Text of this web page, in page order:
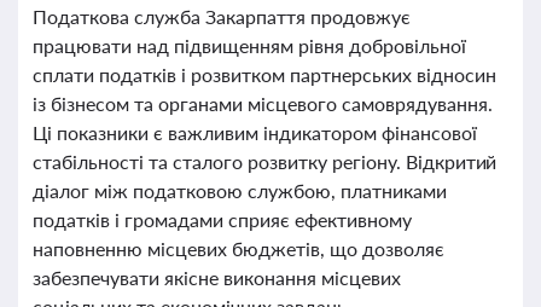
Податкова служба Закарпаття продовжує
працювати над підвищенням рівня добровільної
сплати податків і розвитком партнерських відносин
із бізнесом та органами місцевого самоврядування.
Ці показники є важливим індикатором фінансової
стабільності та сталого розвитку регіону. Відкритий
діалог між податковою службою, платниками
податків і громадами сприяє ефективному
наповненню місцевих бюджетів, що дозволяє
забезпечувати якісне виконання місцевих